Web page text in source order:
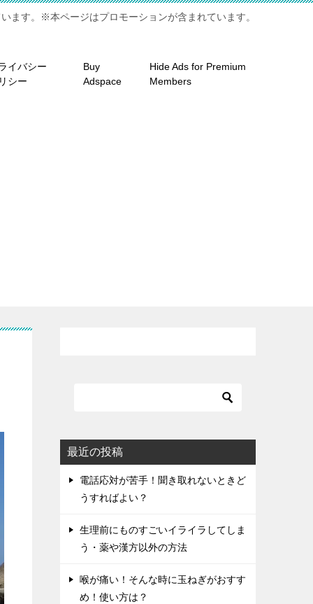
ます。※本ページはプロモーションが含まれています。
イバシー
シー
Buy
Adspace
Hide Ads for Premium
Members
最近の投稿
電話応対が苦手！聞き取れないときど
うすればよい？
生理前にものすごいイライラしてしま
う・薬や漢方以外の方法
喉が痛い！そんな時に玉ねぎがおすす
め！使い方は？